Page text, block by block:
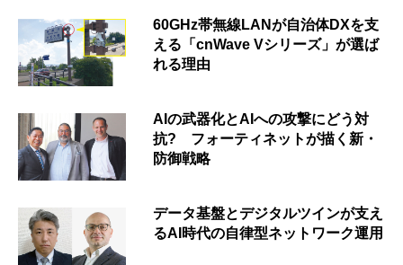
60GHz帯無線LANが自治体DXを支
える「cnWave Vシリーズ」が選ば
れる理由
AIの武器化とAIへの攻撃にどう対
抗? フォーティネットが描く新・
防御戦略
データ基盤とデジタルツインが支え
るAI時代の自律型ネットワーク運用